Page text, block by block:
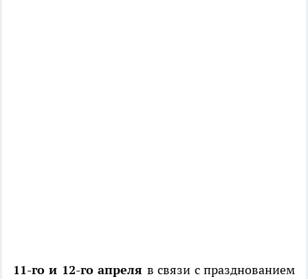
11-го и 12-го апреля в связи с празднованием